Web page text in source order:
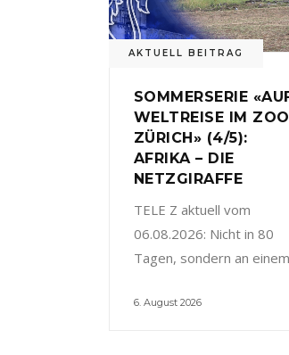
AKTUELL BEITRAG
SOMMERSERIE
WELTREISE IM ZOO
ZÜRICH» (4/5):
AFRIKA – DIE
NETZGIRAFFE
TELE Z aktuell vom
06.08.2026: Nicht in 80
Tagen, sondern an einem
6. August 2026